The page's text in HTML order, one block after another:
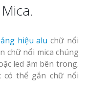
hiệu alu chữ nổi
chữ nổi mica chúng
led âm bên trong.
có thể gắn chữ nổi
Thi công
cáo Vinh